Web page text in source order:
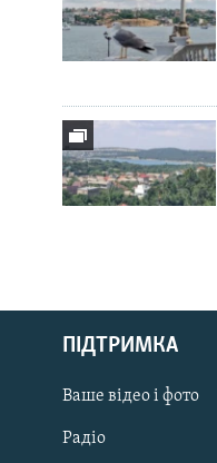
Русский
Qırımtatar
ДОЛУЧАЙСЯ!
ПІДТРИМКА
Ваше відео і фото
Радіо